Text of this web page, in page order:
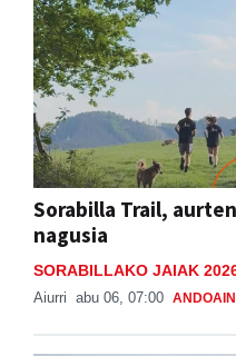
Sorabilla Trail,
nagusia
SORABILLAKO JAIAK
Aiurri abu 06, 07:00 ANDOAIN